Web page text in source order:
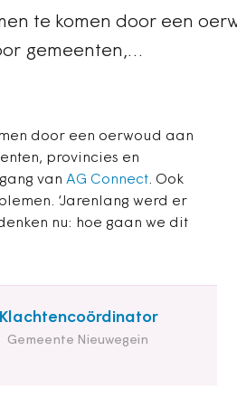
te komen door een
gemeenten,…
door een oerwoud aan
provincies en
van AG Connect. Ook
‘Jarenlang werd er
nu: hoe gaan we dit
Klachtencoördinator
Gemeente Nieuwegein